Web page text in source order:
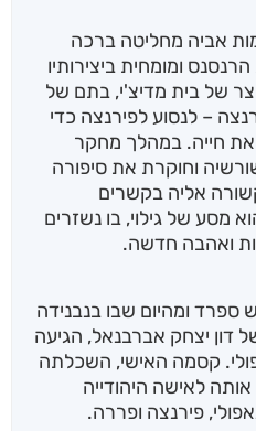
אביה מחליטה ברכה
ומומחית ביצירותיו
של בית מדיצ'י, בתם של
– לנסוע לפירנצה כדי
חייה. במהלך מחקר
וחוקרת את סיפורה
אליה בקשרים
מסע של גילוי, בו נשזרים
ואהבה חדשה.
ספרד ומהיום שבו בנבנידה
דון יצחק אברבנאל, הגיעה
קסמה האישי, השכלתה
לאישה היהודייה
פירנצה ופררה.